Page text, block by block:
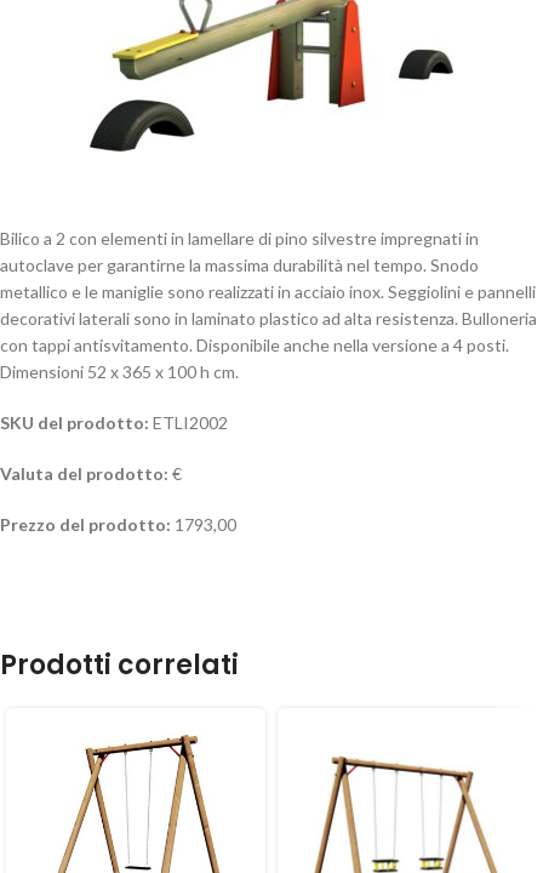
Bilico a 2 con elementi in lamellare di pino silvestre impregnati in
autoclave per garantirne la massima durabilità nel tempo. Snodo
metallico e le maniglie sono realizzati in acciaio inox. Seggiolini e pannelli
decorativi laterali sono in laminato plastico ad alta resistenza. Bulloneria
con tappi antisvitamento. Disponibile anche nella versione a 4 posti.
Dimensioni 52 x 365 x 100 h cm.
SKU del prodotto: ETLI2002
Valuta del prodotto: €
Prezzo del prodotto: 1793,00
Prodotti correlati